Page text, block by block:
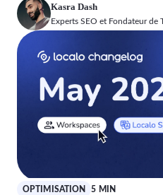
Kasra Dash
Experts SEO et Fondateur de
OPTIMISATION 5 MIN